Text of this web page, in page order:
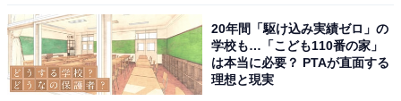
20年間「駆け込み実績ゼロ」の
学校も…「こども110番の家」
は本当に必要？ PTAが直面する
理想と現実